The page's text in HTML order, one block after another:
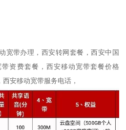
宽带办理，西安转网套餐，西安中国
资费套餐，西安移动宽带套餐价格
安移动宽带服务电话，